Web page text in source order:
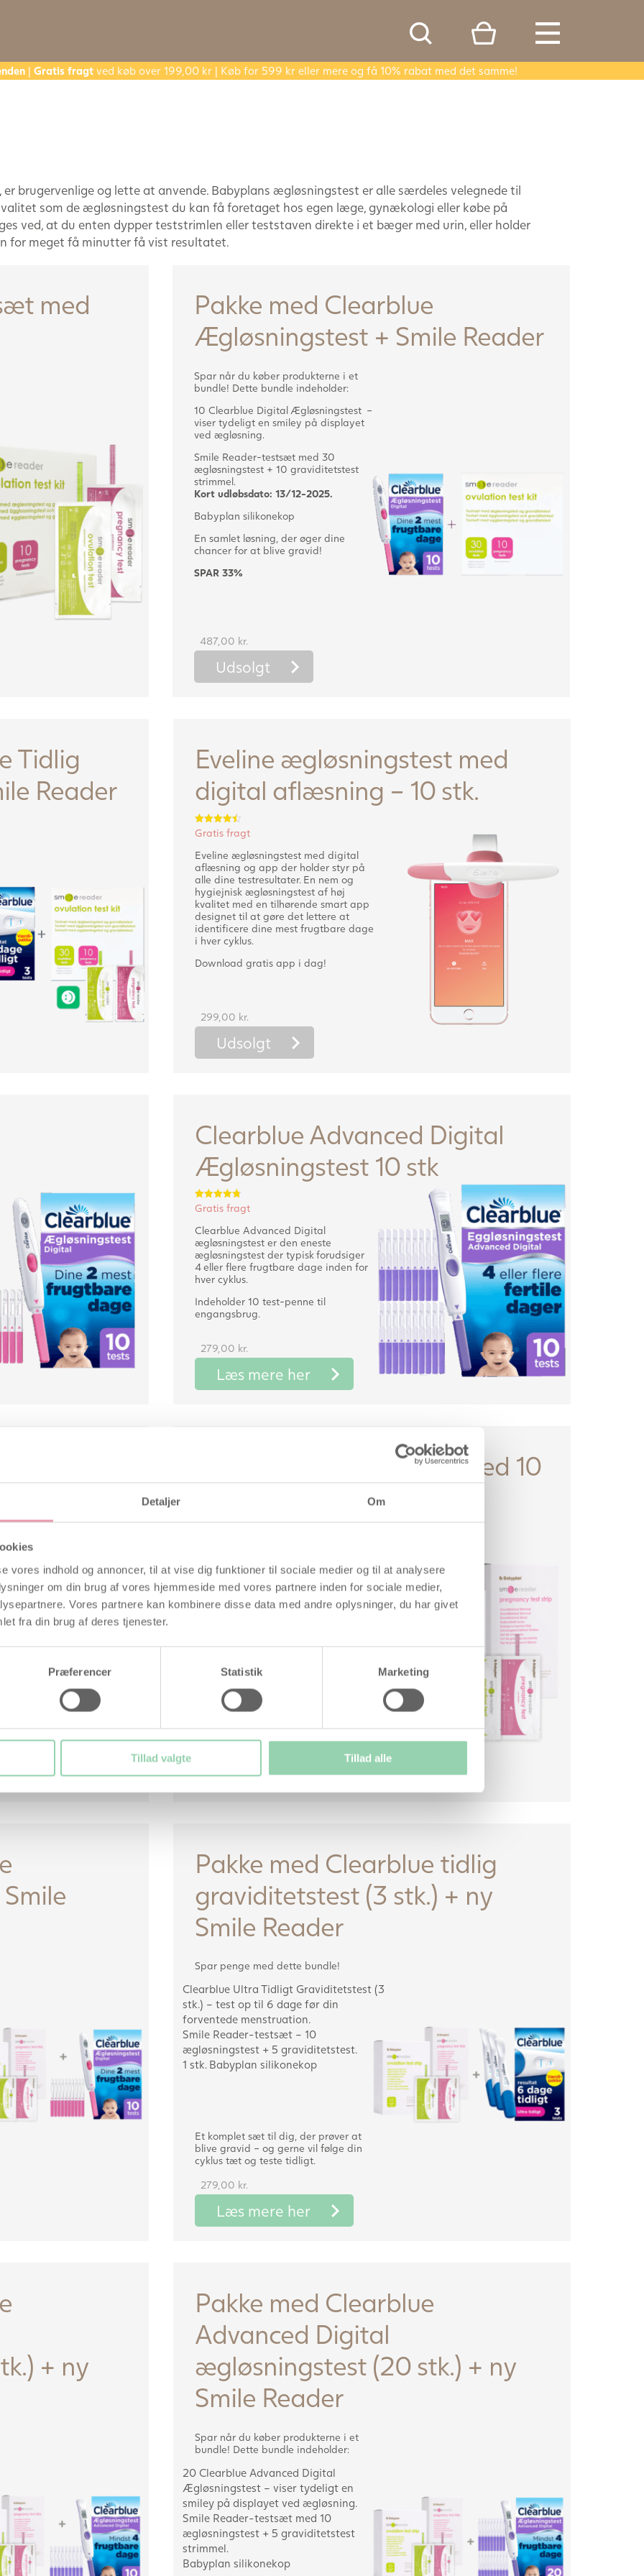
| Gratis fragtved køb over 199,00 kr | Køb for 599 kr eller mere og få 10% rabat med det samme!
Detaljer Om
vores indhold og annoncer, til at vise dig funktioner til sociale medier og til at analysere
om din brug af vores hjemmeside med vores partnere inden for sociale medier,
Vores partnere kan kombinere disse data med andre oplysninger, du har givet
fra din brug af deres tjenester.
Præferencer Statistik Marketing
Tillad valgte Tillad alle
brugervenlige og lette at anvende. Babyplans ægløsningstest er alle særdeles velegnede til
som de ægløsningstest du kan få foretaget hos egen læge, gynækologi eller købe på
ved, at du enten dypper teststrimlen eller teststaven direkte i et bæger med urin, eller holder
for meget få minutter få vist resultatet.
med
Pakke med Clearblue
Ægløsningstest + Smile Reader
Spar når du køber produkterne i et
bundle! Dette bundle indeholder:
10 Clearblue Digital Ægløsningstest –
viser tydeligt en smiley på displayet
ved ægløsning.
Smile Reader-testsæt med 30
ægløsningstest + 10 graviditetstest
strimmel.
Kort udløbsdato: 13/12-2025.
Babyplan silikonekop
En samlet løsning, der øger dine
chancer for at blive gravid!
SPAR 33%
487,00 kr.
Udsolgt
Tidlig
Reader
Eveline ægløsningstest med
digital aflæsning – 10 stk.
Vurderet
4.50
Gratis fragt
Eveline ægløsningstest med digital
aflæsning og app der holder styr på
alle dine testresultater. En nem og
hygiejnisk ægløsningstest af høj
kvalitet med en tilhørende smart app
designet til at gøre det lettere at
identificere dine mest frugtbare dage
i hver cyklus.
Download gratis app i dag!
299,00 kr.
Udsolgt
Clearblue Advanced Digital
Ægløsningstest 10 stk
Vurderet
Gratis fragt
Clearblue Advanced Digital
ægløsningstest er den eneste
ægløsningstest der typisk forudsiger
4 eller flere frugtbare dage inden for
hver cyklus.
Indeholder 10 test-penne til
engangsbrug.
279,00 kr.
Læs mere her
Stav
TILBUD
Smile Reader – testsæt med 10
ægløsningstests og 5
graviditetstests
Find frem til dine mest fertile dage
med Smile Reader for Babyplan.
Hvad indeholder pakken:
5 stk. Smile Reader graviditetstest
1 stk. Babyplan Silikonekop
Danske brugsanvisninger
Mulighed for at digital aflæsning af
149,00kr.
Læs mere her
Pakke med Clearblue tidlig
graviditetstest (3 stk.) + ny
Smile Reader
Spar penge med dette bundle!
Clearblue Ultra Tidligt Graviditetstest (3
stk.) – test op til 6 dage før din
forventede menstruation.
Smile Reader-testsæt – 10
ægløsningstest + 5 graviditetstest.
1 stk. Babyplan silikonekop
Et komplet sæt til dig, der prøver at
blive gravid – og gerne vil følge din
cyklus tæt og teste tidligt.
279,00 kr.
Læs mere her
+ ny
Pakke med Clearblue
Advanced Digital
ægløsningstest (20 stk.) + ny
Smile Reader
Spar når du køber produkterne i et
bundle! Dette bundle indeholder:
20 Clearblue Advanced Digital
Ægløsningstest – viser tydeligt en
smiley på displayet ved ægløsning.
Smile Reader-testsæt med 10
ægløsningstest + 5 graviditetstest
strimmel.
Babyplan silikonekop